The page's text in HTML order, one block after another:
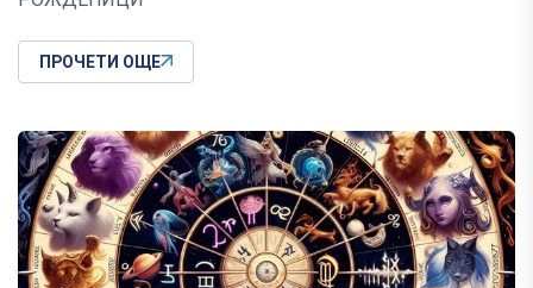
ПРОЧЕТИ ОЩЕ